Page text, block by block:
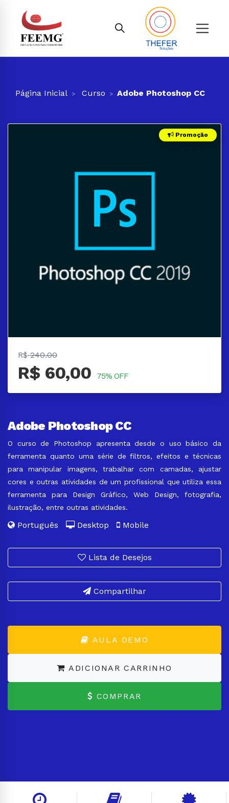
Página Inicial Curso Adobe Photoshop CC
Promoção
R$240.00
R$ 60,00 75% OFF
Adobe Photoshop CC
O curso de Photoshop apresenta desde o uso básico da
ferramenta quanto uma série de filtros, efeitos e técnicas
para manipular imagens, trabalhar com camadas, ajustar
cores e outras atividades de um profissional que utiliza essa
ferramenta para Design Gráfico, Web Design, fotografia,
ilustração, entre outras atividades.
Português Desktop Mobile
Lista de Desejos
Compartilhar
AULA DEMO
ADICIONAR CARRINHO
COMPRAR